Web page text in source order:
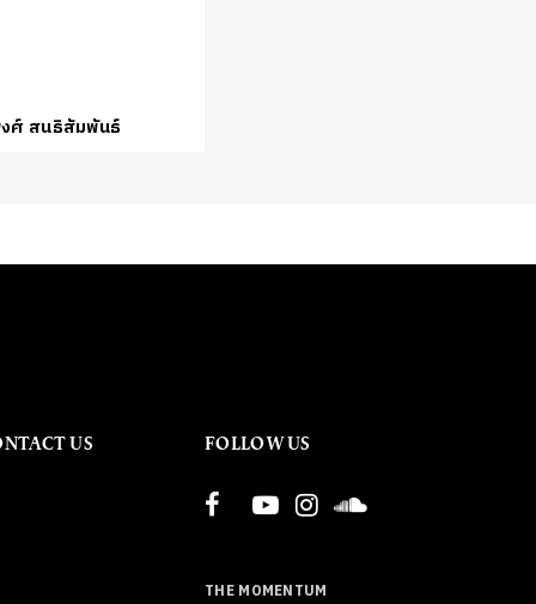
ศ์ สนธิสัมพันธ์
US FOLLOW US
THE MOMENTUM